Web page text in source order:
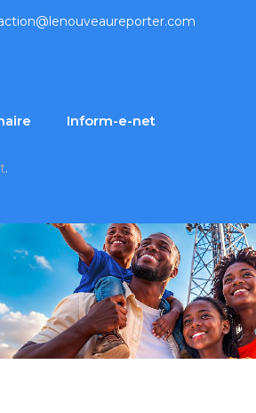
Inform-e-net
.